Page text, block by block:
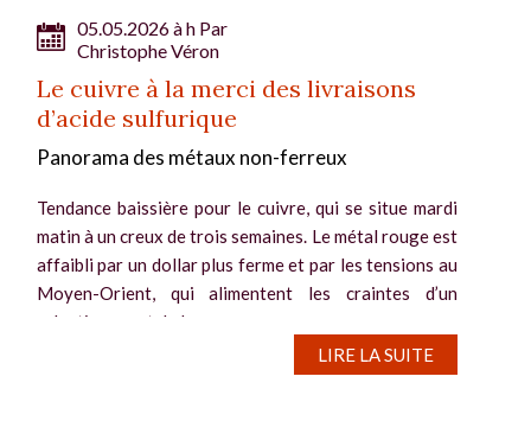
05.05.2026 à h Par
Christophe Véron
Le cuivre à la merci des livraisons
d’acide sulfurique
Panorama des métaux non-ferreux
Tendance baissière pour le cuivre, qui se situe mardi
matin à un creux de trois semaines. Le métal rouge est
affaibli par un dollar plus ferme et par les tensions au
Moyen-Orient, qui alimentent les craintes d’un
ralentissement de la...
LIRE LA SUITE